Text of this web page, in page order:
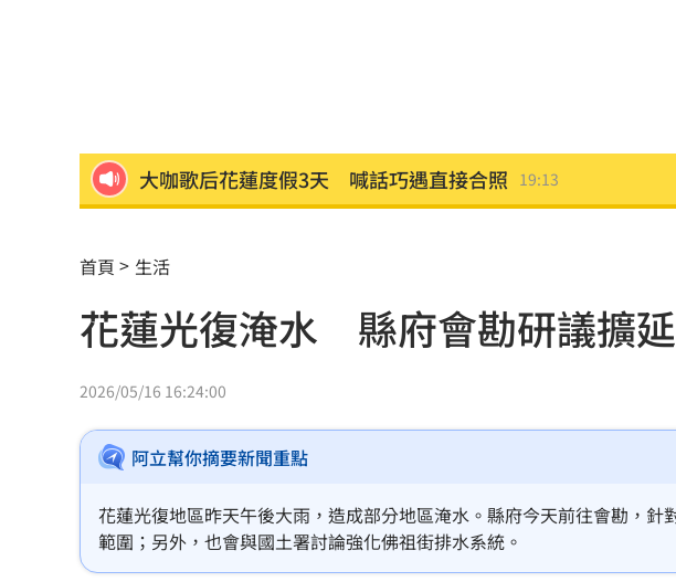
大咖歌后花蓮度假3天 喊話巧遇直接合照 19:13
繞違停貨車遭撞！嘉義婦慘死姪重傷
新濠建設單日狂掃5點 風佑築豪取8連勝 18:51
震後徒手搬瓦礫救人 委國舉重名將摘雙金
魯冰花原唱隔13年開唱 台下驚見一票大咖 18:40
白海豚轉輕颱！最快「今夜脫離暴風圈」 18:36
首頁 生活
花蓮光復淹水 縣府會勘研議擴
2026/05/16 16:24:00
阿立幫你摘要新聞重點
花蓮光復地區昨天午後大雨，造成部分地區淹水。縣府今天前往會勘，
範圍；另外，也會與國土署討論強化佛祖街排水系統。